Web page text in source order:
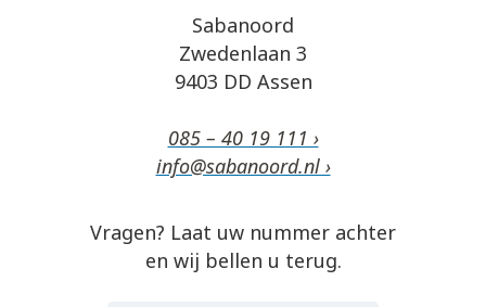
Sabanoord
Zwedenlaan 3
9403 DD Assen
085 – 40 19 111 ›
info@sabanoord.nl ›
Vragen? Laat uw nummer achter
en wij bellen u terug.